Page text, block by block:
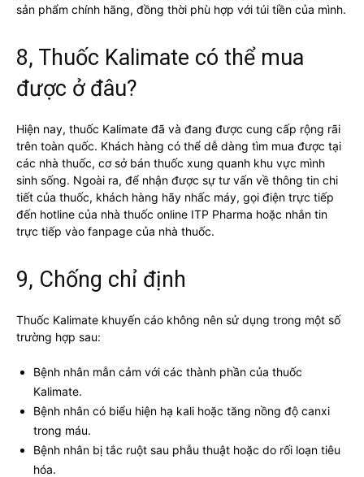
sản phẩm chính hãng, đồng thời phù hợp với túi tiền của mình.
8, Thuốc Kalimate có thể mua
được ở đâu?
Hiện nay, thuốc Kalimate đã và đang được cung cấp rộng rãi
trên toàn quốc. Khách hàng có thể dễ dàng tìm mua được tại
các nhà thuốc, cơ sở bán thuốc xung quanh khu vực mình
sinh sống. Ngoài ra, để nhận được sự tư vấn về thông tin chi
tiết của thuốc, khách hàng hãy nhấc máy, gọi điện trực tiếp
đến hotline của nhà thuốc online ITP Pharma hoặc nhắn tin
trực tiếp vào fanpage của nhà thuốc.
9, Chống chỉ định
Thuốc Kalimate khuyến cáo không nên sử dụng trong một số
trường hợp sau:
Bệnh nhân mẫn cảm với các thành phần của thuốc
Kalimate.
Bệnh nhân có biểu hiện hạ kali hoặc tăng nồng độ canxi
trong máu.
Bệnh nhân bị tắc ruột sau phẫu thuật hoặc do rối loạn tiêu
hóa.